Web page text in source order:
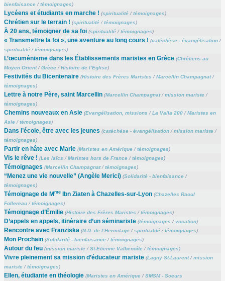
bienfaisance/témoignages)
Lycéens et étudiants en marche ! (spiritualité/témoignages)
Chrétien sur le terrain ! (spiritualité/témoignages)
À 20 ans, témoigner de sa foi (spiritualité/témoignages)
« Transmettre la foi », une aventure au long cours ! (catéchèse - évangélisation/
spiritualité/témoignages)
L’œcuménisme dans les Établissements maristes en Grèce (Chrétiens au
Moyen Orient/Grèce/Histoire de l’Eglise)
Festivités du Bicentenaire (Histoire des Frères Maristes /Marcellin Champagnat/
témoignages)
Lettre à notre Père, saint Marcellin (Marcellin Champagnat/mission mariste/
témoignages)
Chemins nouveaux en Asie (Evangélisation, missions /La Valla 200/Maristes en
Asie/témoignages)
Dans l’école, être avec les jeunes (catéchèse - évangélisation/mission mariste/
témoignages)
Partir en hâte avec Marie (Maristes en Amérique/témoignages)
Vis le rêve ! (Les laïcs /Maristes hors de France/témoignages)
Témoignages (Marcellin Champagnat/témoignages)
“Menez une vie nouvelle” (Angèle Merici) (Solidarité - bienfaisance/
témoignages)
Témoignage de MmeIbn Ziaten à Chazelles-sur-Lyon (Chazelles Raoul
Follereau/témoignages)
Témoignage d’Émilie (Histoire des Frères Maristes /témoignages)
D’appels en appels, itinéraire d’un séminariste (témoignages /vocation)
Rencontre avec Franziska (N.D. de l’Hermitage/ spiritualité/témoignages)
Mon Prochain (Solidarité - bienfaisance/témoignages)
Autour du feu (mission mariste/St-Etienne Valbenoîte/témoignages)
Vivre pleinement sa mission d’éducateur mariste (Lagny St-Laurent/mission
mariste/témoignages)
Ellen, étudiante en théologie (Maristes en Amérique/SMSM - Soeurs